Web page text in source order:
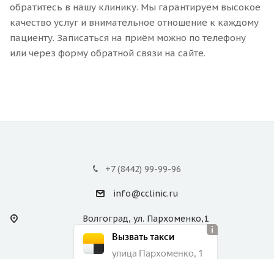
обратитесь в нашу клинику. Мы гарантируем высокое
качество услуг и внимательное отношение к каждому
пациенту. Записаться на приём можно по телефону
или через форму обратной связи на сайте.
+7 (8442) 99-99-96
info@cclinic.ru
Волгоград, ул. Пархоменко,1
Вызвать такси
улица Пархоменко, 1